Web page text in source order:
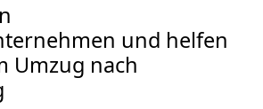
und helfen
Umzug nach